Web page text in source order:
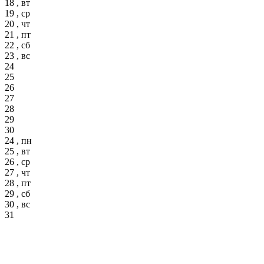
18 , вт
19 , ср
20 , чт
21 , пт
22 , сб
23 , вс
24
25
26
27
28
29
30
24 , пн
25 , вт
26 , ср
27 , чт
28 , пт
29 , сб
30 , вс
31